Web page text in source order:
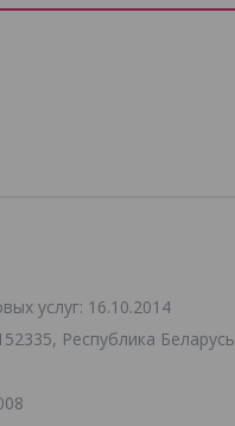
услуг: 16.10.2014
Республика Беларусь